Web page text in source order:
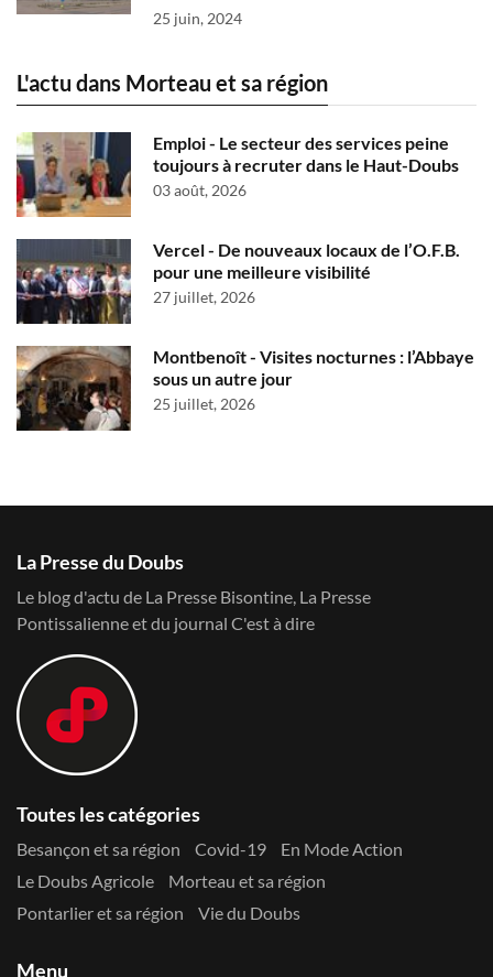
25 juin, 2024
L'actu dans Morteau et sa région
Emploi - Le secteur des services peine
toujours à recruter dans le Haut-Doubs
03 août, 2026
Vercel - De nouveaux locaux de l’O.F.B.
pour une meilleure visibilité
27 juillet, 2026
Montbenoît - Visites nocturnes : l’Abbaye
sous un autre jour
25 juillet, 2026
La Presse du Doubs
Le blog d'actu de La Presse Bisontine, La Presse
Pontissalienne et du journal C'est à dire
Toutes les catégories
Besançon et sa région Covid-19
En Mode Action
Le Doubs Agricole
Morteau et sa région
Pontarlier et sa région
Vie du Doubs
Menu